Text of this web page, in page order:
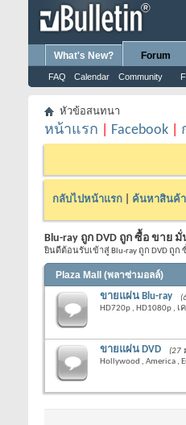
What's New? Forum
FAQ Calendar Community
หัวข้อสนทนา
หน้าแรก Facebook
กลับไปหน้าแรก ค้นหาสินค้า
Blu-ray ถูก DVD ถูก ซื้อ ขาย มั่
ยินดีต้อนรับเข้าสู่ Blu-ray ถูก DVD ถูก
Plaza Mall (พลาซ่ามอลล์)
ขายแผ่น Blu-ray
HD720p , HD1080p , เ
ขายแผ่น DVD
(27
Hollywood , America ,